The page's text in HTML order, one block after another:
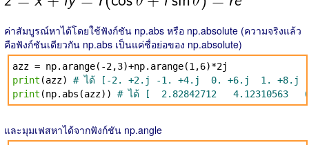
ค่าสัมบูรณ์หาได้โดยใช้ฟังก์ชัน np.abs หรือ np.absolute (ความจริงแล้ว
คือฟังก์ชันเดียวกัน np.abs เป็นแค่ชื่อย่อของ np.absolute)
azz = np.arange(-2,3)+np.arange(1,6)*2j
print (azz) # ได้ [-2. +2.j -1. +4.j 0. +6.j 1. +8.j
print (np.abs(azz)) # ได้ [ 2.82842712
และมุมเฟสหาได้จากฟังก์ชัน np.angle